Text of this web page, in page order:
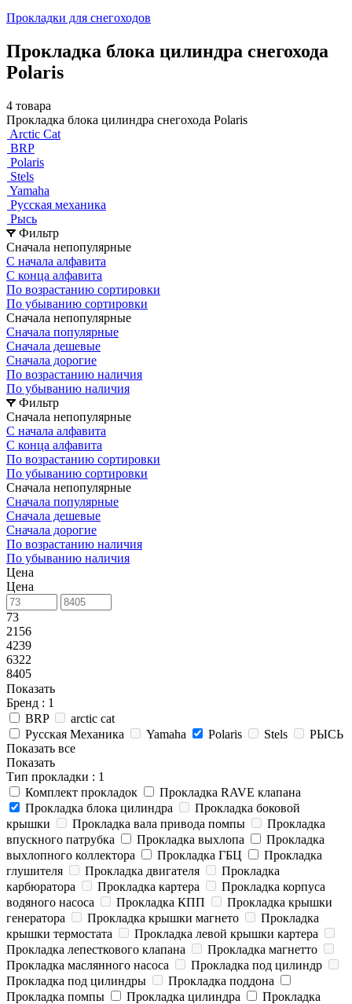
Прокладки для снегоходов
Прокладка блока цилиндра снегохода
Polaris
4 товара
Прокладка блока цилиндра снегохода Polaris
Arctic Cat
BRP
Polaris
Stels
Yamaha
Русская механика
Рысь
Фильтр
Сначала непопулярные
С начала алфавита
С конца алфавита
По возрастанию сортировки
По убыванию сортировки
Сначала непопулярные
Сначала популярные
Сначала дешевые
Сначала дорогие
По возрастанию наличия
По убыванию наличия
Фильтр
Сначала непопулярные
С начала алфавита
С конца алфавита
По возрастанию сортировки
По убыванию сортировки
Сначала непопулярные
Сначала популярные
Сначала дешевые
Сначала дорогие
По возрастанию наличия
По убыванию наличия
Цена
Цена
73
2156
4239
6322
8405
Показать
Бренд : 1
BRP
arctic cat
Русская Механика
Yamaha Polaris Stels
РЫСЬ
Показать все
Показать
Тип прокладки : 1
Комплект прокладок
Прокладка RAVE клапана
Прокладка блока цилиндра
Прокладка боковой
крышки
Прокладка вала привода помпы
Прокладка
впускного патрубка
Прокладка выхлопа
Прокладка
выхлопного коллектора
Прокладка ГБЦ
Прокладка
глушителя
Прокладка двигателя
Прокладка
карбюратора
Прокладка картера
Прокладка корпуса
водяного насоса
Прокладка КПП
Прокладка крышки
генератора
Прокладка крышки магнето
Прокладка
крышки термостата
Прокладка левой крышки картера
Прокладка лепесткового клапана
Прокладка магнетто
Прокладка маслянного насоса
Прокладка под цилиндр
Прокладка под цилиндры
Прокладка поддона
Прокладка помпы
Прокладка цилиндра
Прокладка